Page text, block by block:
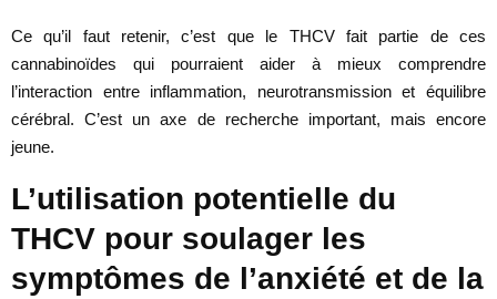
Ce qu’il faut retenir, c’est que le THCV fait partie de ces
cannabinoïdes qui pourraient aider à mieux comprendre
l’interaction entre inflammation, neurotransmission et équilibre
cérébral. C’est un axe de recherche important, mais encore
jeune.
L’utilisation potentielle du
THCV pour soulager les
symptômes de l’anxiété et de la